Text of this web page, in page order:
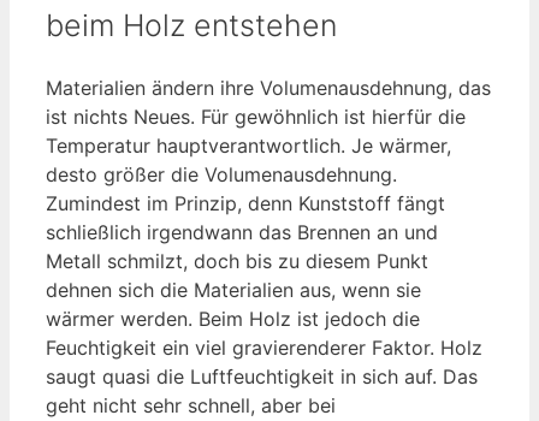
beim Holz entstehen
Materialien ändern ihre Volumenausdehnung, das
ist nichts Neues. Für gewöhnlich ist hierfür die
Temperatur hauptverantwortlich. Je wärmer,
desto größer die Volumenausdehnung.
Zumindest im Prinzip, denn Kunststoff fängt
schließlich irgendwann das Brennen an und
Metall schmilzt, doch bis zu diesem Punkt
dehnen sich die Materialien aus, wenn sie
wärmer werden. Beim Holz ist jedoch die
Feuchtigkeit ein viel gravierenderer Faktor. Holz
saugt quasi die Luftfeuchtigkeit in sich auf. Das
geht nicht sehr schnell, aber bei